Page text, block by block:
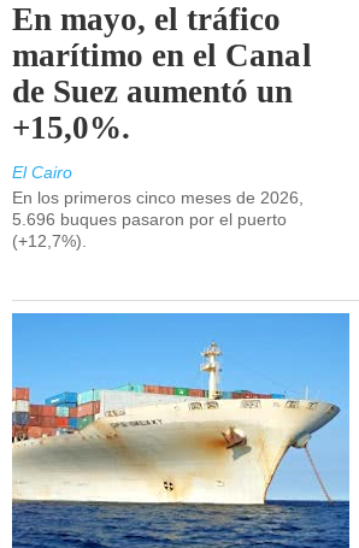
En mayo, el tráfico
marítimo en el Canal
de Suez aumentó un
+15,0%.
El Cairo
En los primeros cinco meses de 2026,
5.696 buques pasaron por el puerto
(+12,7%).